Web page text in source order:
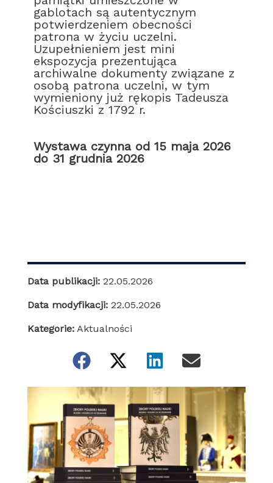
gablotach są autentycznym
potwierdzeniem obecności
patrona w życiu uczelni.
Uzupełnieniem jest mini
ekspozycja prezentująca
archiwalne dokumenty związane z
osobą patrona uczelni, w tym
wymieniony już rękopis Tadeusza
Kościuszki z 1792 r.
Wystawa czynna od 15 maja 2026
do 31 grudnia 2026
Data publikacji: 22.05.2026
Data modyfikacji: 22.05.2026
Kategorie: Aktualności